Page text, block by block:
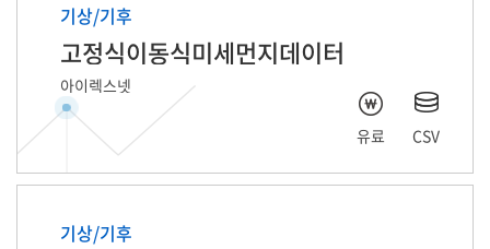
기상/기후
고정식이동식미세먼지데이터
아이렉스넷
유료 CSV
기상/기후